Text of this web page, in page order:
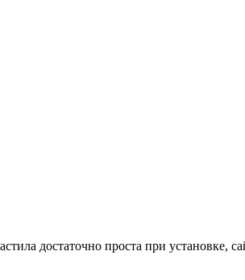
достаточно проста при установке,